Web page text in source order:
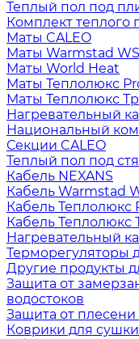
Теплый пол под
Комплект теплого
Маты CALEO
Маты Warmstad
Маты World Heat
Маты Теплолюкс
Маты Теплолюкс
Нагревательный
Национальный
Секции CALEO
Теплый пол под
Кабель NEXANS
Кабель Warmstad
Кабель Теплолюкс
Кабель Теплолюкс
Нагревательный
Терморегуляторы
Другие продукты
Защита от
водостоков
Защита от
Коврики для